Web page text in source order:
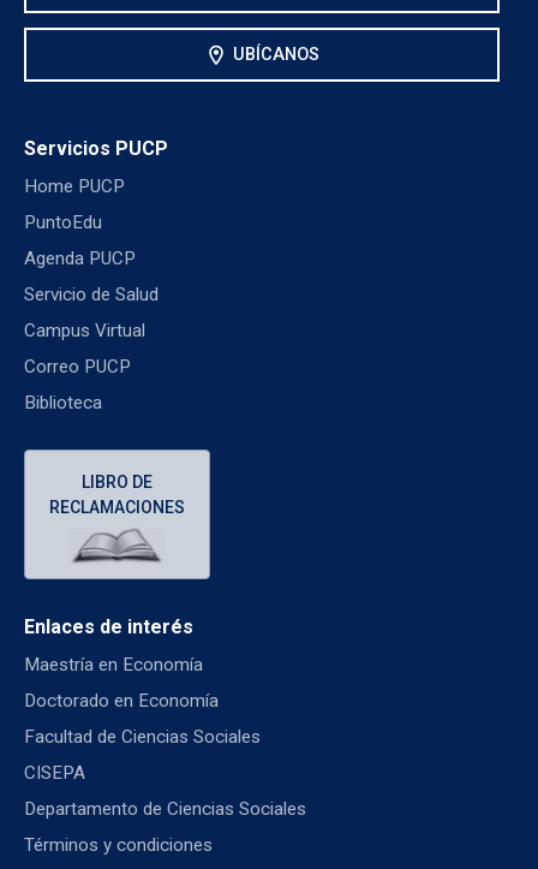
location_on UBÍCANOS
Servicios PUCP
Home PUCP
PuntoEdu
Agenda PUCP
Servicio de Salud
Campus Virtual
Correo PUCP
Biblioteca
LIBRO DE
RECLAMACIONES
Enlaces de interés
Maestría en Economía
Doctorado en Economía
Facultad de Ciencias Sociales
CISEPA
Departamento de Ciencias Sociales
Términos y condiciones